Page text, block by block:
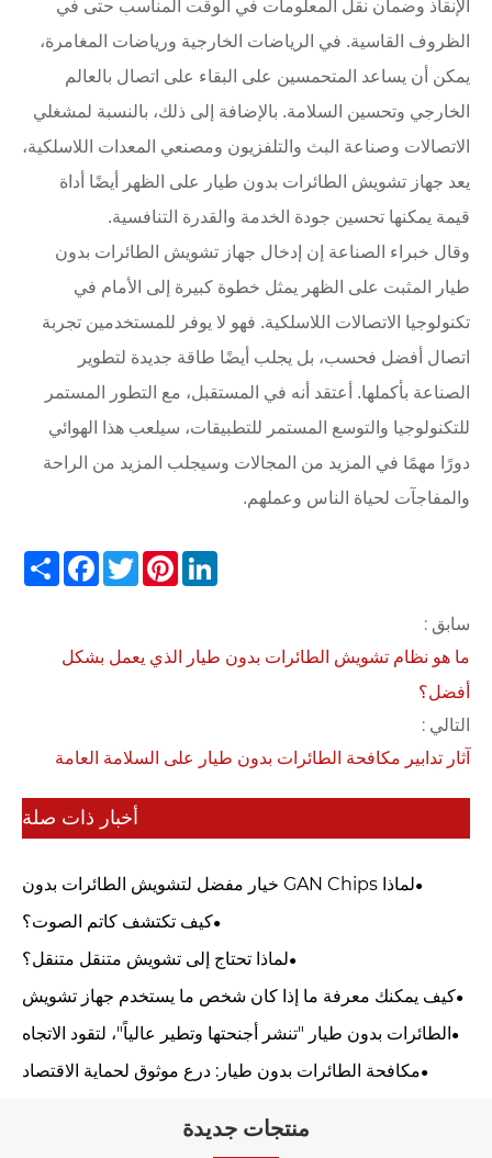
الإنقاذ وضمان نقل المعلومات في الوقت المناسب حتى في
الظروف القاسية. في الرياضات الخارجية ورياضات المغامرة،
يمكن أن يساعد المتحمسين على البقاء على اتصال بالعالم
الخارجي وتحسين السلامة. بالإضافة إلى ذلك، بالنسبة لمشغلي
الاتصالات وصناعة البث والتلفزيون ومصنعي المعدات اللاسلكية،
يعد جهاز تشويش الطائرات بدون طيار على الظهر أيضًا أداة
قيمة يمكنها تحسين جودة الخدمة والقدرة التنافسية.
وقال خبراء الصناعة إن إدخال جهاز تشويش الطائرات بدون
طيار المثبت على الظهر يمثل خطوة كبيرة إلى الأمام في
تكنولوجيا الاتصالات اللاسلكية. فهو لا يوفر للمستخدمين تجربة
اتصال أفضل فحسب، بل يجلب أيضًا طاقة جديدة لتطوير
الصناعة بأكملها. أعتقد أنه في المستقبل، مع التطور المستمر
للتكنولوجيا والتوسع المستمر للتطبيقات، سيلعب هذا الهوائي
دورًا مهمًا في المزيد من المجالات وسيجلب المزيد من الراحة
والمفاجآت لحياة الناس وعملهم.
Share
FacebookTwitterPinterestLinkedIn
سابق :
ما هو نظام تشويش الطائرات بدون طيار الذي يعمل بشكل
أفضل؟
التالي :
آثار تدابير مكافحة الطائرات بدون طيار على السلامة العامة
أخبار ذات صلة
لماذا GAN Chips خيار مفضل لتشويش الطائرات بدون
طيار؟
كيف تكتشف كاتم الصوت؟
لماذا تحتاج إلى تشويش متنقل متنقل؟
كيف يمكنك معرفة ما إذا كان شخص ما يستخدم جهاز تشويش
الإشارة؟
الطائرات بدون طيار "تنشر أجنحتها وتطير عالياً"، لتقود الاتجاه
التكنولوجي في المستقبل
مكافحة الطائرات بدون طيار: درع موثوق لحماية الاقتصاد
منتجات جديدة